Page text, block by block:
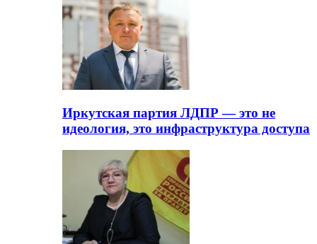
Иркутская партия ЛДПР — это не
идеология, это инфраструктура доступа